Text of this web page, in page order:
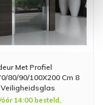
Met Profiel
80/90/100X200 Cm 8
14:00 besteld,